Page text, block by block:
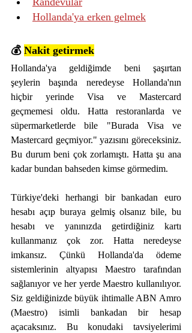
Hollanda'ya erken gelmek
💰 Nakit getirmek
Hollanda'ya geldiğimde beni şaşırtan
şeylerin başında neredeyse Hollanda'nın
hiçbir yerinde Visa ve Mastercard
geçmemesi oldu. Hatta restoranlarda ve
süpermarketlerde bile "Burada Visa ve
Mastercard geçmiyor." yazısını göreceksiniz.
Bu durum beni çok zorlamıştı. Hatta şu ana
kadar bundan bahseden kimse görmedim.
Türkiye'deki herhangi bir bankadan euro
hesabı açıp buraya gelmiş olsanız bile, bu
hesabı ve yanınızda getirdiğiniz kartı
kullanmanız çok zor. Hatta neredeyse
imkansız. Çünkü Hollanda'da ödeme
sistemlerinin altyapısı Maestro tarafından
sağlanıyor ve her yerde Maestro kullanılıyor.
Siz geldiğinizde büyük ihtimalle ABN Amro
(Maestro) isimli bankadan bir hesap
açacaksınız. Bu konudaki tavsiyelerimi